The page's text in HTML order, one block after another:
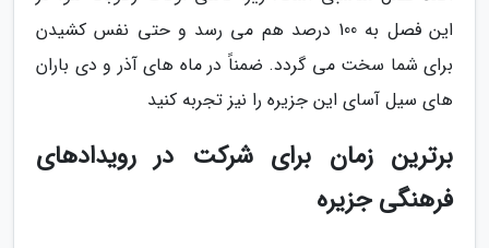
این فصل به 100 درصد هم می رسد و حتی نفس کشیدن
برای شما سخت می گردد. ضمناً در ماه های آذر و دی باران
های سیل آسای این جزیره را نیز تجربه کنید
برترین زمان برای شرکت در رویدادهای
فرهنگی جزیره